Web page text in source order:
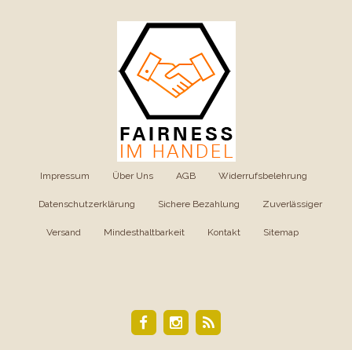
Impressum Über Uns AGB Widerrufsbelehrung
Datenschutzerklärung Sichere Bezahlung Zuverlässiger
Versand Mindesthaltbarkeit Kontakt Sitemap